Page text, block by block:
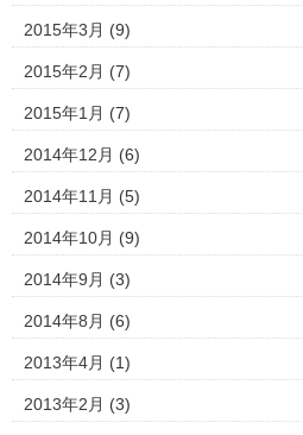
2015年3月 (9)
2015年2月 (7)
2015年1月 (7)
2014年12月 (6)
2014年11月 (5)
2014年10月 (9)
2014年9月 (3)
2014年8月 (6)
2013年4月 (1)
2013年2月 (3)